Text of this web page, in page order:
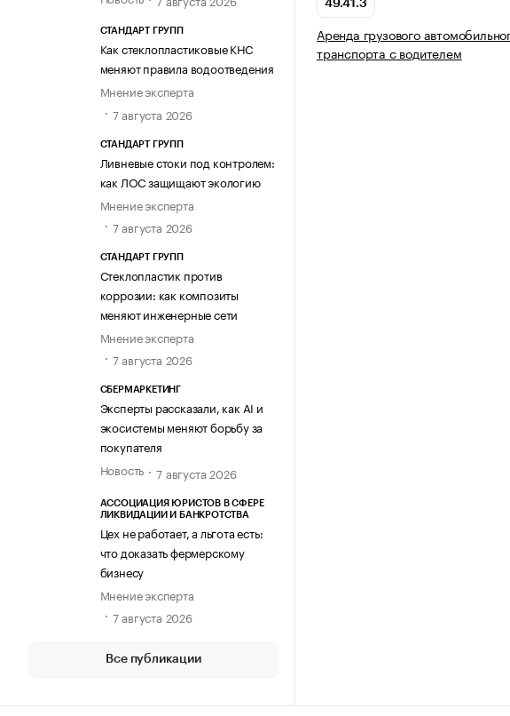
СТАНДАРТ ГРУПП
Как стеклопластиковые КНС
меняют правила водоотведения
Мнение эксперта
7 августа 2026
СТАНДАРТ ГРУПП
Ливневые стоки под контролем:
как ЛОС защищают экологию
Мнение эксперта
7 августа 2026
СТАНДАРТ ГРУПП
Стеклопластик против
коррозии: как композиты
меняют инженерные сети
Мнение эксперта
7 августа 2026
СБЕРМАРКЕТИНГ
Эксперты рассказали, как AI и
экосистемы меняют борьбу за
покупателя
Новость
7 августа 2026
АССОЦИАЦИЯ ЮРИСТОВ В СФЕРЕ
ЛИКВИДАЦИИ И БАНКРОТСТВА
Цех не работает, а льгота есть:
что доказать фермерскому
бизнесу
Мнение эксперта
7 августа 2026
Все публикации
49.41.3
Аренда грузового
транспорта с водителем